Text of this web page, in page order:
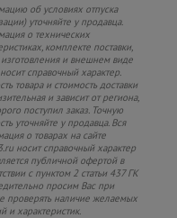
об условиях отпуска
уточняйте у продавца.
о технических
комплекте поставки,
изготовления и внешнем виде
справочный характер.
товара и стоимость доставки
и зависит от региона,
поступил заказ. Точную
уточняйте у продавца. Вся
о товарах на сайте
носит справочный характер
публичной офертой в
с пунктом 2 статьи 437 ГК
просим Вас при
проверять наличие желаемых
и характеристик.